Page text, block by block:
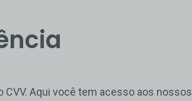
Aqui você tem acesso aos nossos